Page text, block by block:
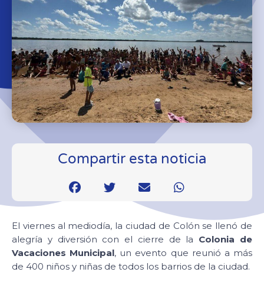
Compartir esta noticia
El viernes al mediodía, la ciudad de Colón se llenó de
alegría y diversión con el cierre de la Colonia de
Vacaciones Municipal, un evento que reunió a más
de 400 niños y niñas de todos los barrios de la ciudad.